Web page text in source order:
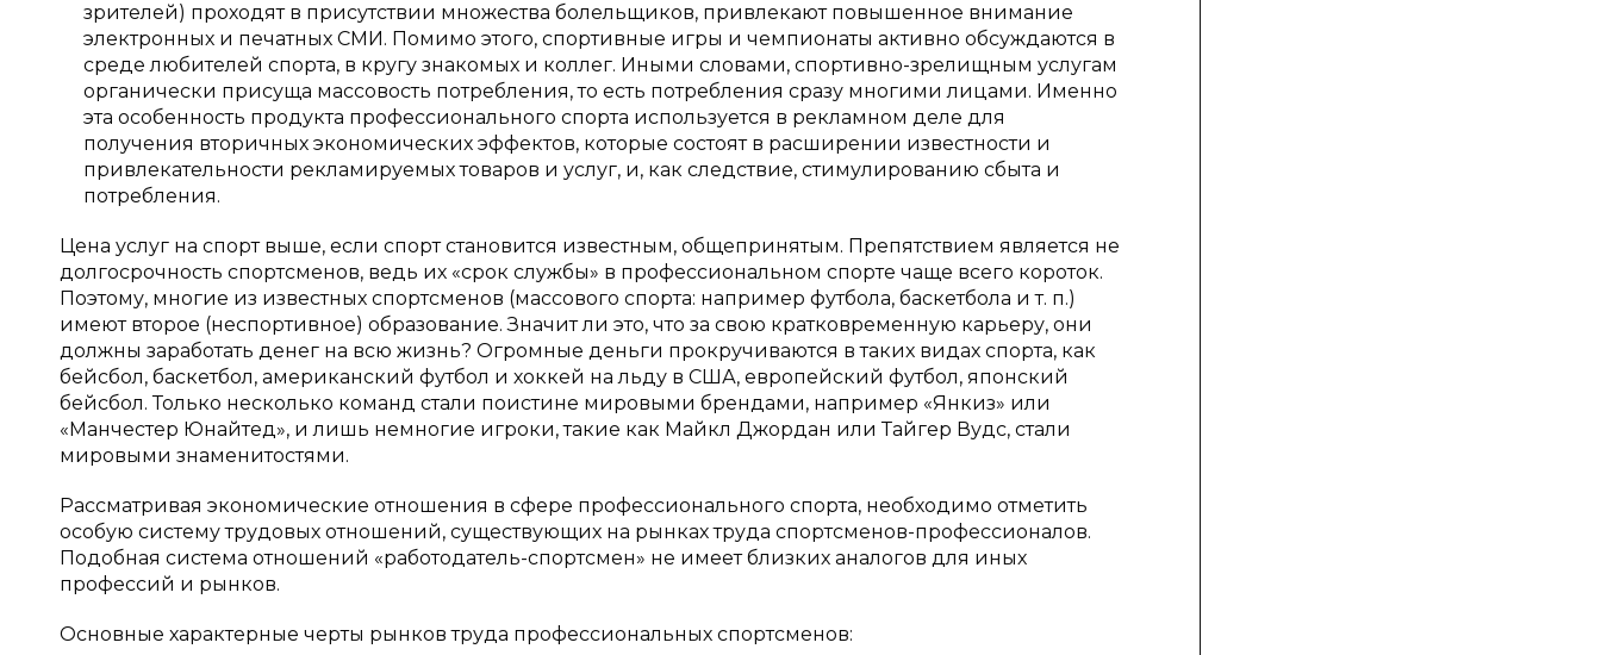
зрителей) проходят в присутствии множества болельщиков, привлекают повышенное внимание
электронных и печатных СМИ. Помимо этого, спортивные игры и чемпионаты активно обсуждаются в
среде любителей спорта, в кругу знакомых и коллег. Иными словами, спортивно-зрелищным услугам
органически присуща массовость потребления, то есть потребления сразу многими лицами. Именно
эта особенность продукта профессионального спорта используется в рекламном деле для
получения вторичных экономических эффектов, которые состоят в расширении известности и
привлекательности рекламируемых товаров и услуг, и, как следствие, стимулированию сбыта и
потребления.
Цена услуг на спорт выше, если спорт становится известным, общепринятым. Препятствием является не
долгосрочность спортсменов, ведь их «срок службы» в профессиональном спорте чаще всего короток.
Поэтому, многие из известных спортсменов (массового спорта: например футбола, баскетбола и т. п.)
имеют второе (неспортивное) образование. Значит ли это, что за свою кратковременную карьеру, они
должны заработать денег на всю жизнь? Огромные деньги прокручиваются в таких видах спорта, как
бейсбол, баскетбол, американский футбол и хоккей на льду в США, европейский футбол, японский
бейсбол. Только несколько команд стали поистине мировыми брендами, например «Янкиз» или
«Манчестер Юнайтед», и лишь немногие игроки, такие как Майкл Джордан или Тайгер Вудс, стали
мировыми знаменитостями.
Рассматривая экономические отношения в сфере профессионального спорта, необходимо отметить
особую систему трудовых отношений, существующих на рынках труда спортсменов-профессионалов.
Подобная система отношений «работодатель-спортсмен» не имеет близких аналогов для иных
профессий и рынков.
Основные характерные черты рынков труда профессиональных спортсменов: